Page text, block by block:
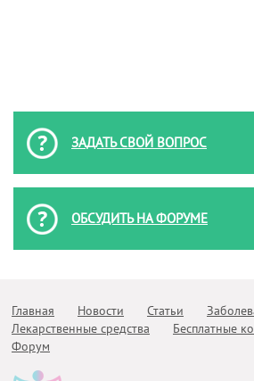
ЗАДАТЬ СВОЙ ВОПРОС
ОБСУДИТЬ НА ФОРУМЕ
Главная Новости Статьи
Лекарственные средства
Бесплатные
Форум